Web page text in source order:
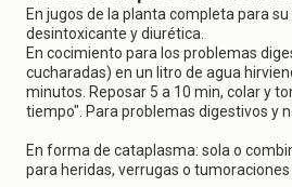
En jugos de la planta completa para
desintoxicante y diurética.
En cocimiento para los problemas
cucharadas) en un litro de agua
minutos. Reposar 5 a 10 min, colar y
tiempo". Para problemas digestivos y
En forma de cataplasma: sola o
para heridas, verrugas o tumoraciones